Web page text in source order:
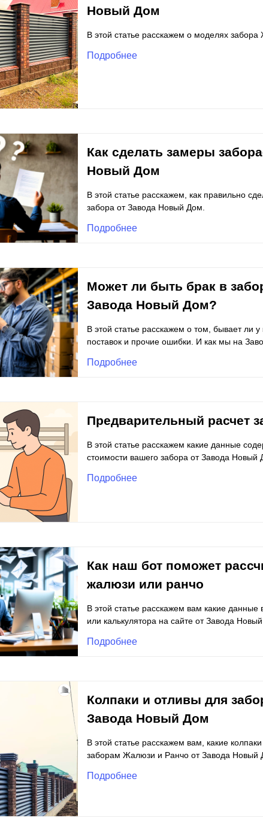
Новый Дом
В этой статье расскажем о моделях
Подробнее
Как сделать замеры
Новый Дом
В этой статье расскажем, как правильно
забора от Завода Новый Дом.
Подробнее
Может ли быть брак в
Завода Новый Дом?
В этой статье расскажем о том, бывает ли
поставок и прочие ошибки. И как мы на
Подробнее
Предварительный расчет
В этой статье расскажем какие данные
стоимости вашего забора от Завода Новый
Подробнее
Как наш бот поможет
жалюзи или ранчо
В этой статье расскажем вам какие
или калькулятора на сайте от Завода
Подробнее
Колпаки и отливы для
Завода Новый Дом
В этой статье расскажем вам, какие
заборам Жалюзи и Ранчо от Завода Новый
Подробнее